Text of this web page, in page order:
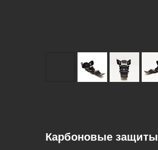
Карбоновые защиты